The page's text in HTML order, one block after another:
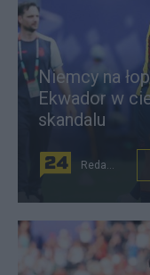
Niemcy na
Ekwador w
skandalu
Redakcja